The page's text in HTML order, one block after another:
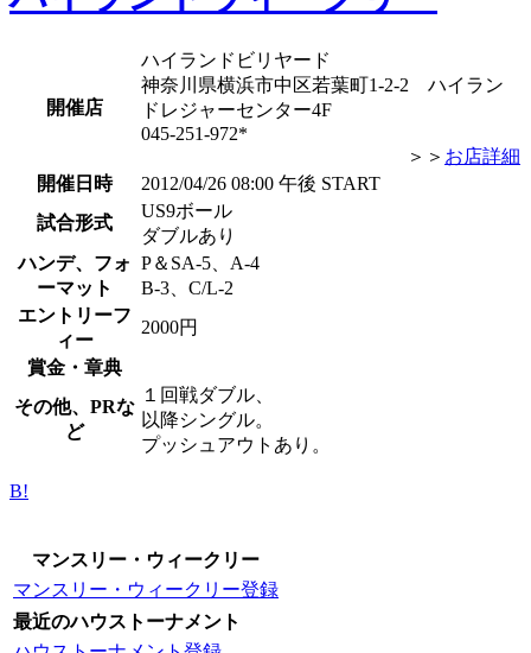
開催店
ハイランドビリヤード
神奈川県横浜市中区若葉町1-2-2 ハイラン
ドレジャーセンター4F
045-251-972*
＞＞ お店詳細
開催日時
2012/04/26 08:00 午後 START
試合形式
US9ボール
ダブルあり
ハンデ、フォ
ーマット
P＆SA-5、A-4
B-3、C/L-2
エントリーフ
ィー
2000円
賞金・章典
その他、PRな
ど
１回戦ダブル、
以降シングル。
プッシュアウトあり。
B!
マンスリー・ウィークリー
マンスリー・ウィークリー登録
最近のハウストーナメント